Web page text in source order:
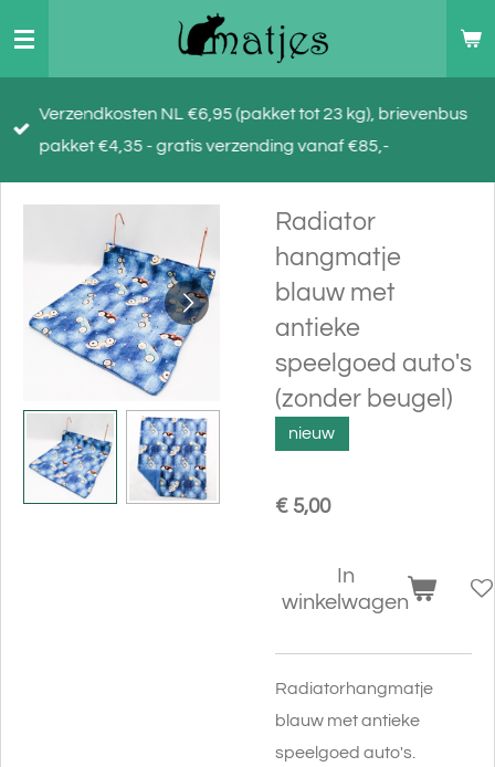
Ga
de
hoofdinhoud
Verzendkosten NL €6,95 (pakket tot 23 kg), brievenbus
pakket €4,35 - gratis verzending vanaf €85,-
Radiator
hangmatje
blauw met
antieke
speelgoed auto's
(zonder beugel)
nieuw
€ 5,00
In
winkelwagen
Radiatorhangmatje
blauw met antieke
speelgoed auto's.